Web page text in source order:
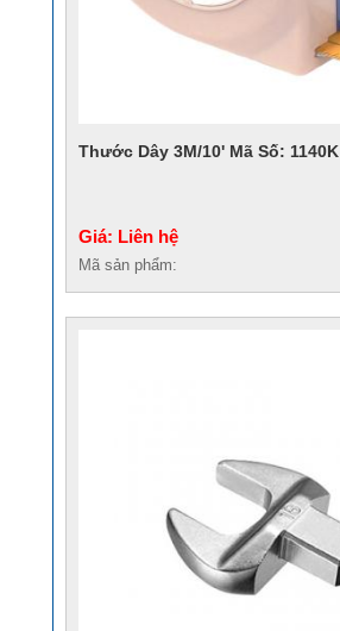
Thước Dây 3M/10' Mã Số: 1140K
Giá: Liên hệ
Mã sản phẩm: